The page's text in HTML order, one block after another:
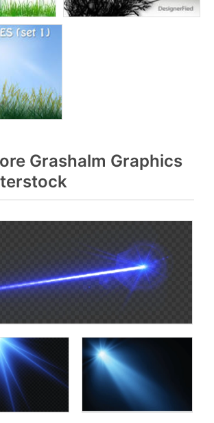
Grashalm Graphics